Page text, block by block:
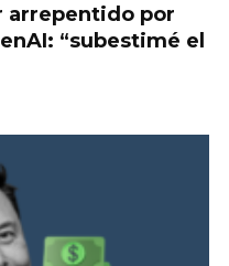
arrepentido por
“subestimé el